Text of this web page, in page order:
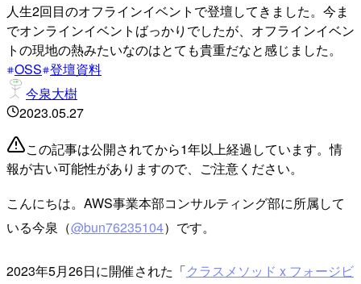
人生2回目のオフラインイベントで登壇してきました。今ま
でオンラインイベントばっかりでしたが、オフラインイベン
トの現地の熱みたいなのはとても貴重だなと感じました。
OSS 登壇資料
今泉大樹
2023.05.27
この記事は公開されてから1年以上経過しています。情
報が古い可能性がありますので、ご注意ください。
こんにちは。AWS事業本部コンサルティング部に所属して
いる今泉（@bun76235104）です。
2023年5月26日に開催された「クラスメソッド x フォージビ